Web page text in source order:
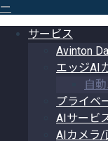
ー
サービス
Avinton
エッジAI
自
プライベ
AIサービ
AIカメラ/